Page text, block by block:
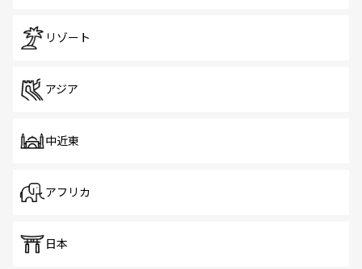
リゾート
アジア
中近東
アフリカ
日本